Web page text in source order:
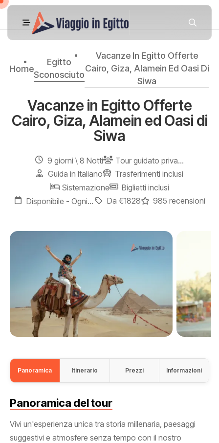
Home
Egitto
Sconosciuto
Vacanze In Egitto Offerte
Cairo, Giza, Alamein Ed Oasi Di
Siwa
Vacanze in Egitto Offerte
Cairo, Giza, Alamein ed Oasi di
Siwa
9 giorni \ 8 Notti
Tour guidato privato - Guida Egittologo parlante Italiano
Guida in Italiano
Trasferimenti inclusi
Sistemazione
Biglietti inclusi
Disponibile - Ogni Giorno
Da €1828 985 recensioni
Panoramica Itinerario Prezzi Informazioni
Panoramica del tour
Vivi un'esperienza unica tra storia millenaria, paesaggi
suggestivi e atmosfere senza tempo con il nostro